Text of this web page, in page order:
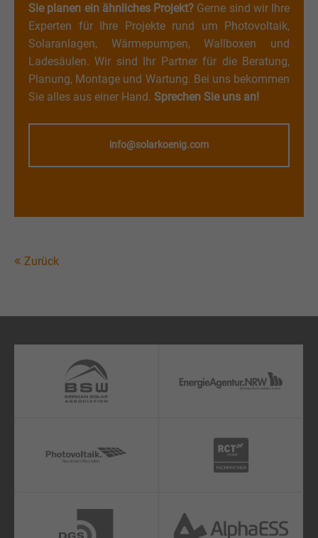
Sie planen ein ähnliches Projekt? Gerne sind wir Ihre
Experten für Ihre Projekte rund um Photovoltaik,
Solaranlagen, Wärmepumpen, Wallboxen und
Ladesäulen. Wir sind Ihr Partner für die Beratung,
Planung, Montage und Wartung. Bei uns bekommen
Sie alles aus einer Hand. Sprechen Sie uns an!
info@solarkoenig.com
Zurück